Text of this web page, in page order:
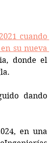
cuando
su nueva
donde el
dando
en una